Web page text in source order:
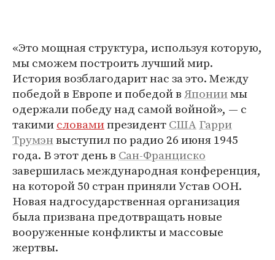
«Это мощная структура, используя которую,
мы сможем построить лучший мир.
История возблагодарит нас за это. Между
победой в Европе и победой вЯпониимы
одержали победу над самой войной», — с
такимисловамипрезидентСШАГарри
Трумэнвыступил по радио 26 июня 1945
года. В этот день в Сан-Франциско
завершилась международная конференция,
на которой 50 стран приняли Устав ООН.
Новая надгосударственная организация
была призвана предотвращать новые
вооруженные конфликты и массовые
жертвы.